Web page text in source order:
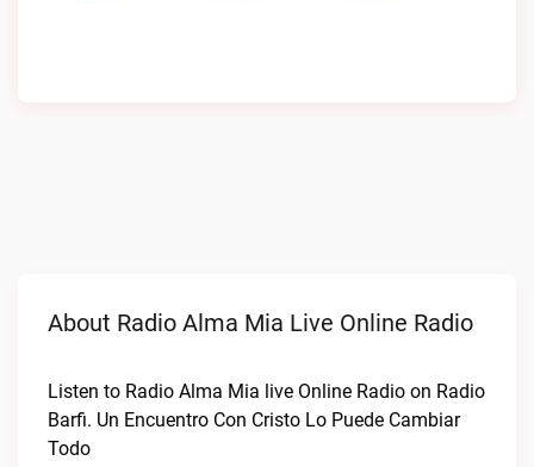
About Radio Alma Mia Live Online Radio
Listen to Radio Alma Mia live Online Radio on Radio
Barfi. Un Encuentro Con Cristo Lo Puede Cambiar
Todo